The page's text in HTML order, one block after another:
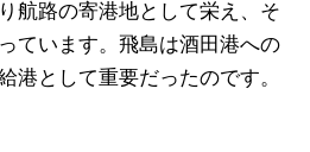
航路の寄港地として栄え、そ
ています。飛島は酒田港への
港として重要だったのです。